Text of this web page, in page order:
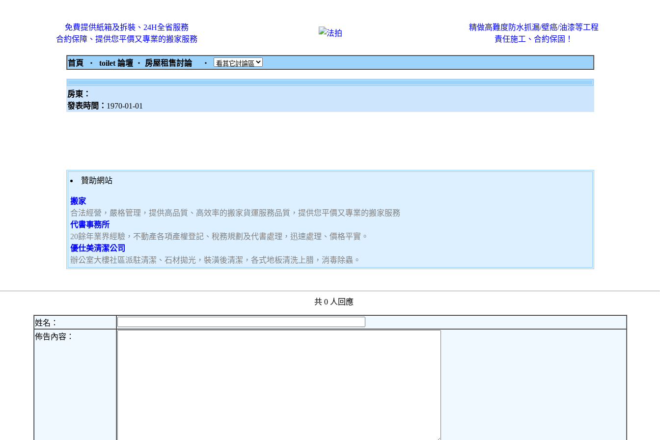
免費提供紙箱及拆裝、24H全省服務
合約保障、提供您平價又專業的搬家服務
精做高難度防水抓漏/壁癌/油漆等工程
責任施工、合約保固！
首頁 ‧ toilet 論壇 ‧ 房屋租售討論 ‧
房東：
發表時間： 1970-01-01
贊助網站
搬家
合法經營，嚴格管理，提供高品質、高效率的搬家貨運服務品質，提供您平價又專業的搬家服務
代書事務所
20餘年業界經驗，不動產各項產權登記、稅務規劃及代書處理，迅速處理、價格平實。
優仕美清潔公司
辦公室大樓社區派駐清潔、石材拋光，裝潢後清潔，各式地板清洗上腊，消毒除蟲。
共 0 人回應
姓名：
佈告內容：